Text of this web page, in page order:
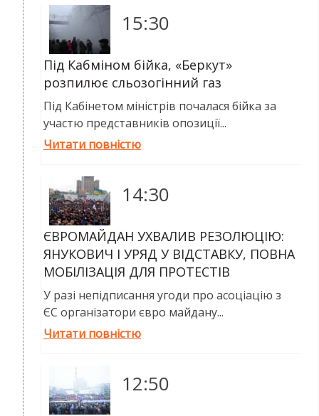
15:30
Під Кабміном бійка, «Беркут»
розпилює сльозогінний газ
Під Кабінетом міністрів почалася бійка за
участю представників опозиції...
Читати повністю
14:30
ЄВРОМАЙДАН УХВАЛИВ РЕЗОЛЮЦІЮ:
ЯНУКОВИЧ І УРЯД У ВІДСТАВКУ, ПОВНА
МОБІЛІЗАЦІЯ ДЛЯ ПРОТЕСТІВ
У разі непідписання угоди про асоціацію з
ЄС організатори євро майдану...
Читати повністю
12:50